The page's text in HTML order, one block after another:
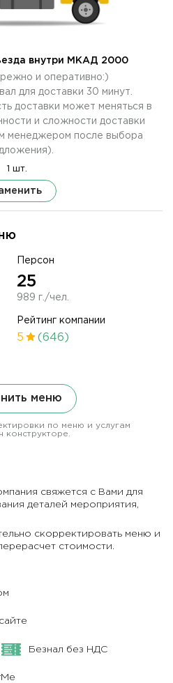
Персон
25
989 г./чел.
Рейтинг компании
5 (646)
меню
по меню и услугам
конструкторе.
внутри МКАД 2000
и оперативно:)
для доставки 30 минут.
доставки может меняться в
и сложности доставки
менеджером после выбора
1 шт.
свяжется с Вами для
деталей мероприятия,
скорректировать меню и
стоимости.
Безнал без НДС